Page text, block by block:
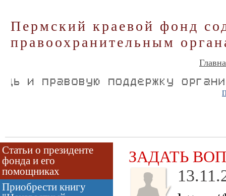
Пермский краевой фонд
правоохранительным
Статьи о президенте
фонда и его
помощниках
Приобрести книгу
ЗАДАТЬ